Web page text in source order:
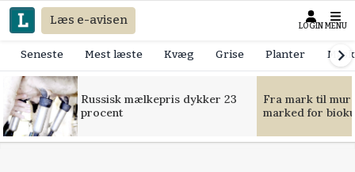
Læs e-avisen LOGIN MENU
Seneste Mest læste Kvæg Grise Planter
Russisk mælkepris dykker 23
procent
Fra mark til
marked for